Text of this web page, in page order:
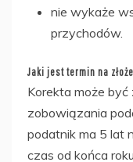
nie wykaże
przychodów.
Jaki jest termin na
Korekta może być
zobowiązania
podatnik ma 5 lat
czas od końca